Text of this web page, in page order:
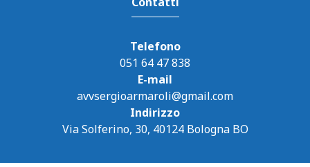
Telefono
051 64 47 838
E-mail
avvsergioarmaroli@gmail.com
Indirizzo
Via Solferino, 30, 40124 Bologna BO